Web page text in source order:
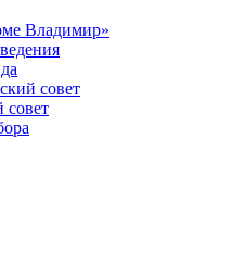
Владимир»
совет
совет